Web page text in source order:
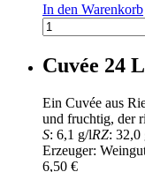
In den Warenkorb
2012er
Nehrener
Römerberg
Nr.513
Cuvée 24
Ein Cuvée aus
und fruchtig, der
S: 6,1 g/lRZ: 32,0
Erzeuger:
6,50 €